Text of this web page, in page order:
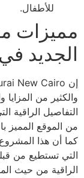
للأطفال.
مميزات
الجديد
والكثير من
التفاصيل الراقية
من الموقع المميز
كما أن هذا
التي تستطيع من
الراقية من حيث